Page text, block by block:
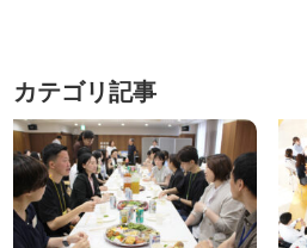
カテゴリ記事